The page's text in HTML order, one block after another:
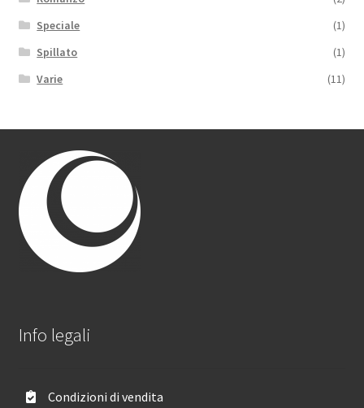
Speciale
(1)
Spillato
(1)
Varie
(11)
Info legali
Condizioni di vendita